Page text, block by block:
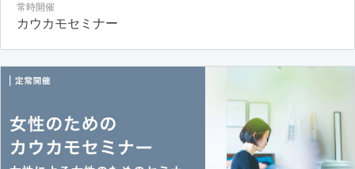
常時開催
カウカモセミナー